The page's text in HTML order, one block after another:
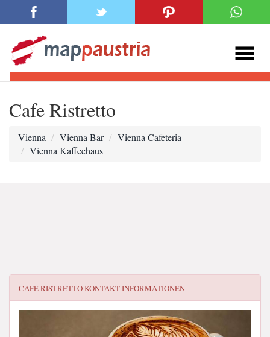
Cafe Ristretto
Vienna Vienna Bar
Vienna Cafeteria
Vienna Kaffeehaus
CAFE RISTRETTOKONTAKT INFORMATIONEN